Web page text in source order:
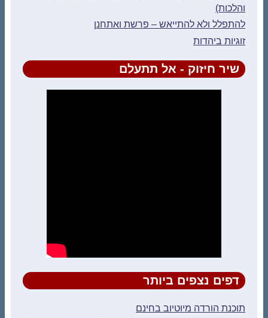
והלכות)
להתפלל ולא להתייאש – פרשת ואתחנן
זוגיות ביהדות
שיר חיזוק - אל תתעלם
דפים נצפים ביותר
תוכנת הורדה מיוטיוב בחינם